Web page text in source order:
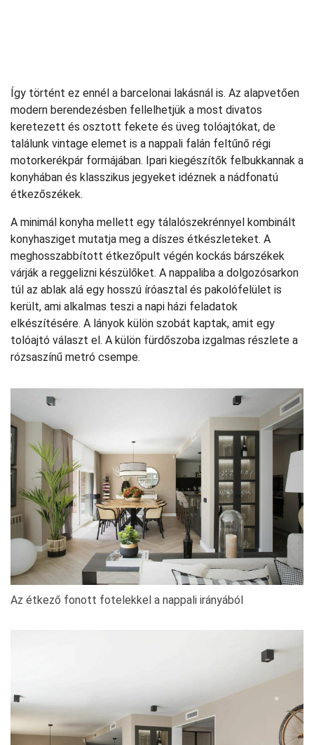
Így történt ez ennél a barcelonai lakásnál is. Az alapvetően
modern berendezésben fellelhetjük a most divatos
keretezett és osztott fekete és üveg tolóajtókat, de
találunk vintage elemet is a nappali falán feltűnő régi
motorkerékpár formájában. Ipari kiegészítők felbukkannak a
konyhában és klasszikus jegyeket idéznek a nádfonatú
étkezőszékek.
A minimál konyha mellett egy tálalószekrénnyel kombinált
konyhasziget mutatja meg a díszes étkészleteket. A
meghosszabbított étkezőpult végén kockás bárszékek
várják a reggelizni készülőket. A nappaliba a dolgozósarkon
túl az ablak alá egy hosszú íróasztal és pakolófelület is
került, ami alkalmas teszi a napi házi feladatok
elkészítésére. A lányok külön szobát kaptak, amit egy
tolóajtó választ el. A külön fürdőszoba izgalmas részlete a
rózsaszínű metró csempe.
Az étkező fonott fotelekkel a nappali irányából